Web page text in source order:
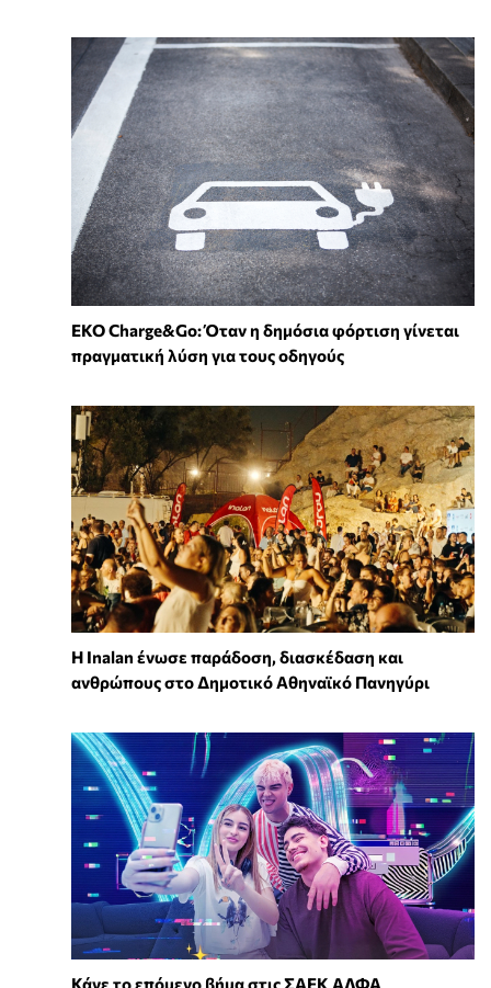
EKO Charge&Go: Όταν η δημόσια φόρτιση γίνεται
πραγματική λύση για τους οδηγούς
Η Inalan ένωσε παράδοση, διασκέδαση και
ανθρώπους στο Δημοτικό Αθηναϊκό Πανηγύρι